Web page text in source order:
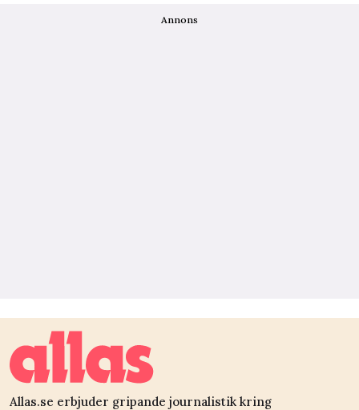
Annons
Allas.se erbjuder gripande journalistik kring